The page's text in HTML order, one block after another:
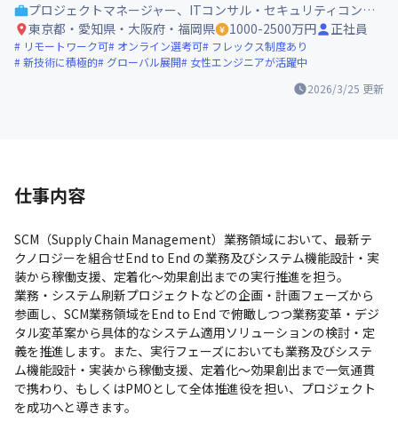
2026/3/25 更新
プロジェクトマネージャー、ITコンサル・セキュリティコンサル
東京都・愛知県・大阪府・福岡県
1000-2500万円 正社員
リモートワーク可 オンライン選考可
フレックス制度あり
新技術に積極的
グローバル展開 女性エンジニアが活躍中
仕事内容
SCM（Supply Chain Management）業務領域において、最新テ
クノロジーを組合せEnd to End の業務及びシステム機能設計・実
装から稼働支援、定着化～効果創出までの実行推進を担う。
業務・システム刷新プロジェクトなどの企画・計画フェーズから
参画し、SCM業務領域をEnd to End で俯瞰しつつ業務変革・デジ
タル変革案から具体的なシステム適用ソリューションの検討・定
義を推進します。また、実行フェーズにおいても業務及びシステ
ム機能設計・実装から稼働支援、定着化～効果創出まで一気通貫
で携わり、もしくはPMOとして全体推進役を担い、プロジェクト
を成功へと導きます。